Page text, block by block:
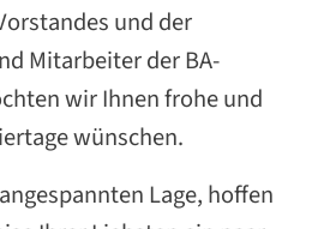
und der
Mitarbeiter der BA-
wir Ihnen frohe und
wünschen.
Lage, hoffen